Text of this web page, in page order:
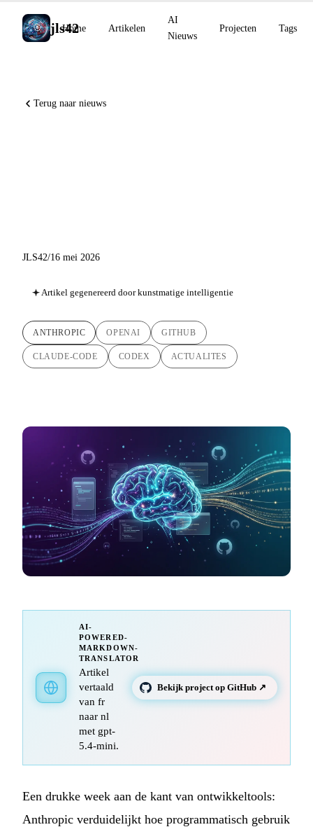
jls42
Home Artikelen
AI
Nieuws
Projecten Tags
Terug naar nieuws
JLS42/16 mei 2026
Artikel gegenereerd door kunstmatige intelligentie
ANTHROPIC OPENAI GITHUB
CLAUDE-CODE CODEX ACTUALITES
AI-
POWERED-
MARKDOWN-
TRANSLATOR
Artikel
vertaald
van fr
naar nl
met gpt-
5.4-mini.
Bekijk project op GitHub ↗
Een drukke week aan de kant van ontwikkeltools:
Anthropic verduidelijkt hoe programmatisch gebruik